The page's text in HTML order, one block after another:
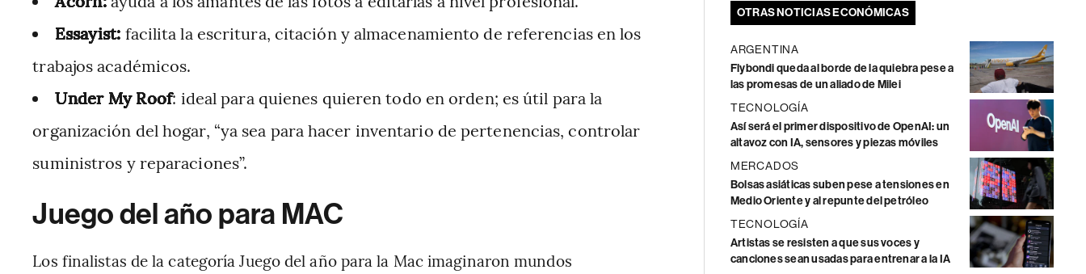
Essayist: facilita la escritura, citación y almacenamiento de referencias en los
trabajos académicos.
Under My Roof: ideal para quienes quieren todo en orden; es útil para la
organización del hogar, “ya sea para hacer inventario de pertenencias, controlar
suministros y reparaciones”.
Juego del año para MAC
Los finalistas de la categoría Juego del año para la Mac imaginaron mundos
OTRAS NOTICIAS ECONÓMICAS
ARGENTINA
Flybondi queda al borde de la quiebra pese a
las promesas de un aliado de Milei
TECNOLOGÍA
Así será el primer dispositivo de OpenAI: un
altavoz con IA, sensores y piezas móviles
MERCADOS
Bolsas asiáticas suben pese a tensiones en
Medio Oriente y al repunte del petróleo
TECNOLOGÍA
Artistas se resisten a que sus voces y
canciones sean usadas para entrenar a la IA